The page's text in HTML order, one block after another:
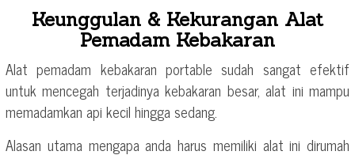
Keunggulan & Kekurangan Alat
Pemadam Kebakaran
Alat pemadam kebakaran portable sudah sangat efektif
untuk mencegah terjadinya kebakaran besar, alat ini mampu
memadamkan api kecil hingga sedang.
Alasan utama mengapa anda harus memiliki alat ini dirumah